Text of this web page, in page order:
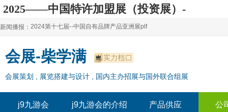
2025——中国特许加盟展（投资展）-
j9九游会
新闻播报：
2024上海自有品牌展--百货展|食品展 零售展|oem展
2024全球自有--品牌产品亚洲展（plf）
2024第十七届--中国自有品牌产品亚洲展plf
2024全球自有--品牌产品亚洲展（plf）
2024年上海--第17届自有品牌展
会展-柴学满
会展策划 , 展览搭建与设计 , 国内主办招展与国外联合组展
j9九游会 j9九游会的介绍 产品供应 公